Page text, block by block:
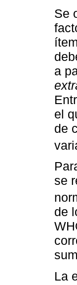
Se
a
el
de
se
de
La